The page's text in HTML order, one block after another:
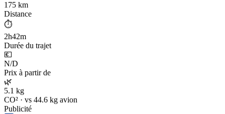
175 km
Distance
⏱️
2h42m
Durée du trajet
💶
N/D
Prix à partir de
🌿
5.1 kg
CO² · vs 44.6 kg avion
Publicité